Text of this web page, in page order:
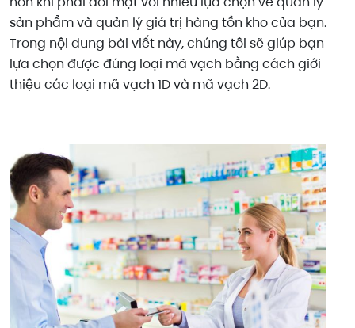
sản phẩm và quản lý giá trị hàng tồn kho của bạn.
Trong nội dung bài viết này, chúng tôi sẽ giúp bạn
lựa chọn được đúng loại mã vạch bằng cách giới
thiệu các loại mã vạch 1D và mã vạch 2D.